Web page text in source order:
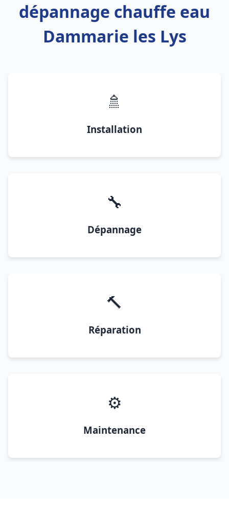
dépannage chauffe eau
Dammarie les Lys
🚿
Installation
🔧
Dépannage
🔨
Réparation
⚙️
Maintenance